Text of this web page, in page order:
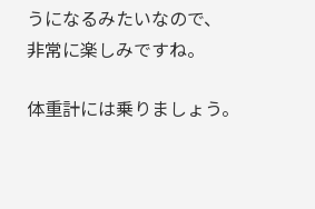
うになるみたいなので、
非常に楽しみですね。
体重計には乗りましょう。